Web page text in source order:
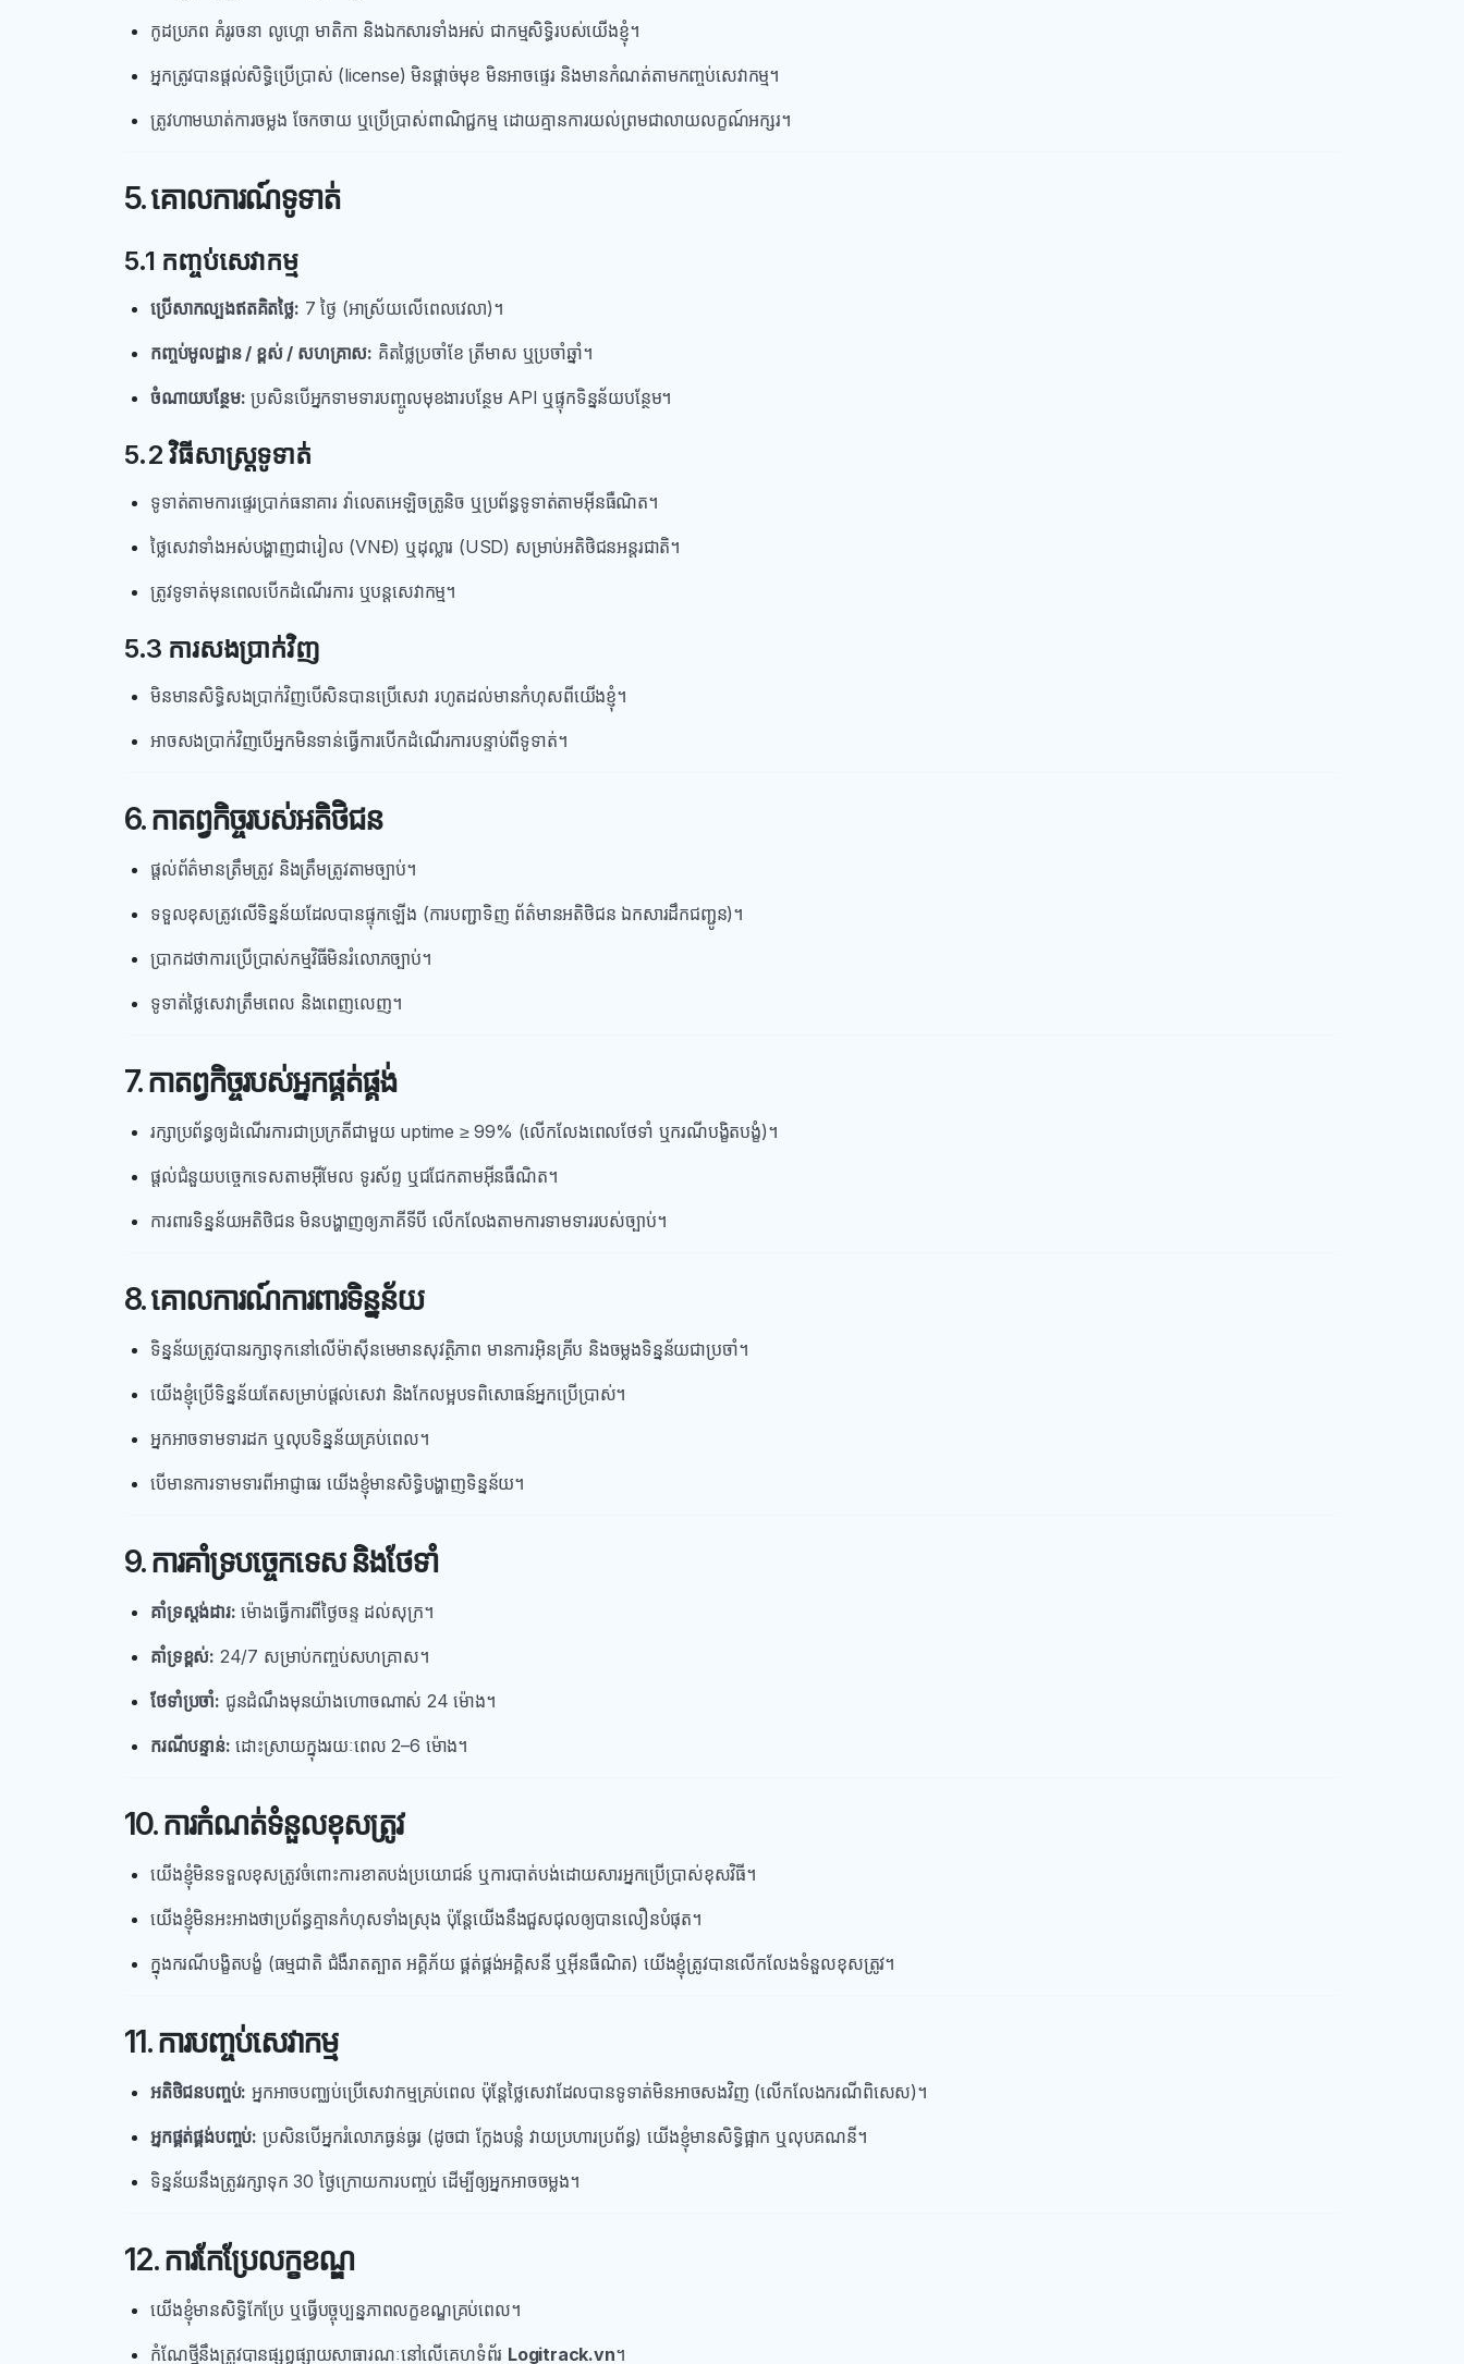
កូដប្រភព គំរូរចនា លូហ្គោ មាតិកា និងឯកសារទាំងអស់ ជាកម្មសិទ្ធិរបស់យើងខ្ញុំ។
អ្នកត្រូវបានផ្តល់សិទ្ធិប្រើប្រាស់ (license) មិនផ្តាច់មុខ មិនអាចផ្ទេរ និងមានកំណត់តាមកញ្ចប់សេវាកម្ម។
ត្រូវហាមឃាត់ការចម្លង ចែកចាយ ឬប្រើប្រាស់ពាណិជ្ជកម្ម ដោយគ្មានការយល់ព្រមជាលាយលក្ខណ៍អក្សរ។
5. គោលការណ៍ទូទាត់
5.1 កញ្ចប់សេវាកម្ម
ប្រើសាកល្បងឥតគិតថ្លៃ: 7 ថ្ងៃ (អាស្រ័យលើពេលវេលា)។
កញ្ចប់មូលដ្ឋាន / ខ្ពស់ / សហគ្រាស: គិតថ្លៃប្រចាំខែ ត្រីមាស ឬប្រចាំឆ្នាំ។
ចំណាយបន្ថែម: ប្រសិនបើអ្នកទាមទារបញ្ចូលមុខងារបន្ថែម API ឬផ្ទុកទិន្នន័យបន្ថែម។
5.2 វិធីសាស្រ្តទូទាត់
ទូទាត់តាមការផ្ទេរប្រាក់ធនាគារ វ៉ាលេតអេឡិចត្រូនិច ឬប្រព័ន្ធទូទាត់តាមអ៊ីនធឺណិត។
ថ្លៃសេវាទាំងអស់បង្ហាញជារៀល (VNĐ) ឬដុល្លារ (USD) សម្រាប់អតិថិជនអន្តរជាតិ។
ត្រូវទូទាត់មុនពេលបើកដំណើរការ ឬបន្តសេវាកម្ម។
5.3 ការសងប្រាក់វិញ
មិនមានសិទ្ធិសងប្រាក់វិញបើសិនបានប្រើសេវា រហូតដល់មានកំហុសពីយើងខ្ញុំ។
អាចសងប្រាក់វិញបើអ្នកមិនទាន់ធ្វើការបើកដំណើរការបន្ទាប់ពីទូទាត់។
6. កាតព្វកិច្ចរបស់អតិថិជន
ផ្តល់ព័ត៌មានត្រឹមត្រូវ និងត្រឹមត្រូវតាមច្បាប់។
ទទួលខុសត្រូវលើទិន្នន័យដែលបានផ្ទុកឡើង (ការបញ្ជាទិញ ព័ត៌មានអតិថិជន ឯកសារដឹកជញ្ជូន)។
ប្រាកដថាការប្រើប្រាស់កម្មវិធីមិនរំលោភច្បាប់។
ទូទាត់ថ្លៃសេវាត្រឹមពេល និងពេញលេញ។
7. កាតព្វកិច្ចរបស់អ្នកផ្គត់ផ្គង់
រក្សាប្រព័ន្ធឲ្យដំណើរការជាប្រក្រតីជាមួយ uptime ≥ 99% (លើកលែងពេលថែទាំ ឬករណីបង្ខិតបង្ខំ)។
ផ្តល់ជំនួយបច្ចេកទេសតាមអ៊ីមែល ទូរស័ព្ទ ឬជជែកតាមអ៊ីនធឺណិត។
ការពារទិន្នន័យអតិថិជន មិនបង្ហាញឲ្យភាគីទីបី លើកលែងតាមការទាមទាររបស់ច្បាប់។
8. គោលការណ៍ការពារទិន្នន័យ
ទិន្នន័យត្រូវបានរក្សាទុកនៅលើម៉ាស៊ីនមេមានសុវត្ថិភាព មានការអ៊ិនគ្រីប និងចម្លងទិន្នន័យជាប្រចាំ។
យើងខ្ញុំប្រើទិន្នន័យតែសម្រាប់ផ្តល់សេវា និងកែលម្អបទពិសោធន៍អ្នកប្រើប្រាស់។
អ្នកអាចទាមទារដក ឬលុបទិន្នន័យគ្រប់ពេល។
បើមានការទាមទារពីអាជ្ញាធរ យើងខ្ញុំមានសិទ្ធិបង្ហាញទិន្នន័យ។
9. ការគាំទ្របច្ចេកទេស និងថែទាំ
គាំទ្រស្តង់ដារ: ម៉ោងធ្វើការពីថ្ងៃចន្ទ ដល់សុក្រ។
គាំទ្រខ្ពស់: 24/7 សម្រាប់កញ្ចប់សហគ្រាស។
ថែទាំប្រចាំ: ជូនដំណឹងមុនយ៉ាងហោចណាស់ 24 ម៉ោង។
ករណីបន្ទាន់: ដោះស្រាយក្នុងរយៈពេល 2–6 ម៉ោង។
10. ការកំណត់ទំនួលខុសត្រូវ
យើងខ្ញុំមិនទទួលខុសត្រូវចំពោះការខាតបង់ប្រយោជន៍ ឬការបាត់បង់ដោយសារអ្នកប្រើប្រាស់ខុសវិធី។
យើងខ្ញុំមិនអះអាងថាប្រព័ន្ធគ្មានកំហុសទាំងស្រុង ប៉ុន្តែយើងនឹងជួសជុលឲ្យបានលឿនបំផុត។
ក្នុងករណីបង្ខិតបង្ខំ (ធម្មជាតិ ជំងឺរាតត្បាត អគ្គិភ័យ ផ្គត់ផ្គង់អគ្គិសនី ឬអ៊ីនធឺណិត) យើងខ្ញុំត្រូវបានលើកលែងទំនួលខុសត្រូវ។
11. ការបញ្ចប់សេវាកម្ម
អតិថិជនបញ្ចប់: អ្នកអាចបញ្ឈប់ប្រើសេវាកម្មគ្រប់ពេល ប៉ុន្តែថ្លៃសេវាដែលបានទូទាត់មិនអាចសងវិញ (លើកលែងករណីពិសេស)។
អ្នកផ្គត់ផ្គង់បញ្ចប់: ប្រសិនបើអ្នករំលោភធ្ងន់ធ្ងរ (ដូចជា ក្លែងបន្លំ វាយប្រហារប្រព័ន្ធ) យើងខ្ញុំមានសិទ្ធិផ្អាក ឬលុបគណនី។
ទិន្នន័យនឹងត្រូវរក្សាទុក 30 ថ្ងៃក្រោយការបញ្ចប់ ដើម្បីឲ្យអ្នកអាចចម្លង។
12. ការកែប្រែលក្ខខណ្ឌ
យើងខ្ញុំមានសិទ្ធិកែប្រែ ឬធ្វើបច្ចុប្បន្នភាពលក្ខខណ្ឌគ្រប់ពេល។
កំណែថ្មីនឹងត្រូវបានផ្សព្វផ្សាយសាធារណៈនៅលើគេហទំព័រ Logitrack.vn។